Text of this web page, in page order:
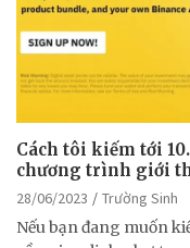
Cách tôi kiếm tới
chương trình giới
28/06/2023
Trường Sinh
Nếu bạn đang muốn